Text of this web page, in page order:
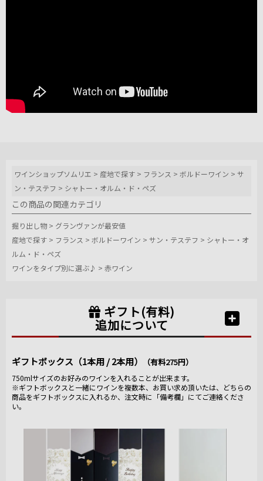
ワインショップソムリエ > 産地で探す > フランス >ボルドーワイン >サ
ン・テステフ > シャトー・オルム・ド・ペズ
この商品の関連カテゴリ
掘り出し物 > グランヴァンが最安値
産地で探す > フランス > ボルドーワイン > サン・テステフ > シャトー・オ
ルム・ド・ペズ
ワインをタイプ別に選ぶ♪ > 赤ワイン
ギフト(有料)
追加について
ギフトボックス（1本用 / 2本用） （有料275円）
750mlサイズのお好みのワインを入れることが出来ます。
※ギフトボックスと一緒にワインを複数本、お買い求め頂いたは、どちらの
商品をギフトボックスに入れるか、注文時に「備考欄」にてご連絡くださ
い。